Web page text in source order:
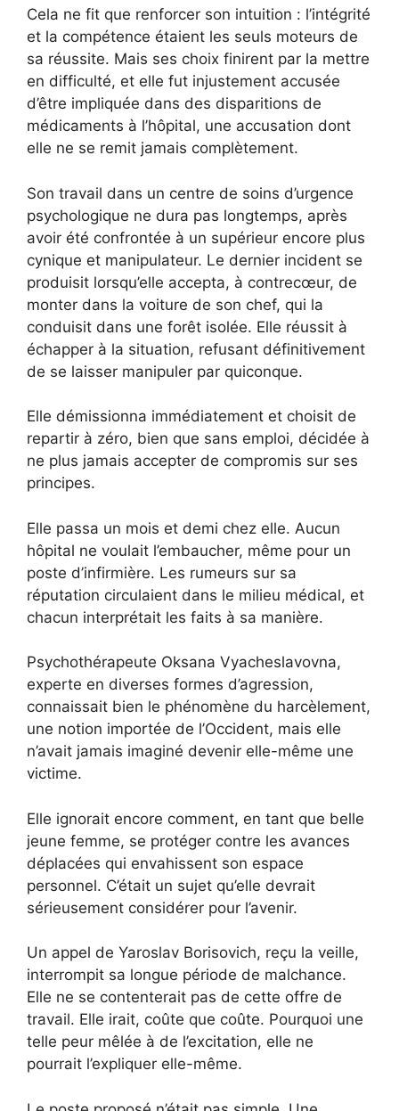
Cela ne fit que renforcer son intuition : l’intégrité
et la compétence étaient les seuls moteurs de
sa réussite. Mais ses choix finirent par la mettre
en difficulté, et elle fut injustement accusée
d’être impliquée dans des disparitions de
médicaments à l’hôpital, une accusation dont
elle ne se remit jamais complètement.
Son travail dans un centre de soins d’urgence
psychologique ne dura pas longtemps, après
avoir été confrontée à un supérieur encore plus
cynique et manipulateur. Le dernier incident se
produisit lorsqu’elle accepta, à contrecœur, de
monter dans la voiture de son chef, qui la
conduisit dans une forêt isolée. Elle réussit à
échapper à la situation, refusant définitivement
de se laisser manipuler par quiconque.
Elle démissionna immédiatement et choisit de
repartir à zéro, bien que sans emploi, décidée à
ne plus jamais accepter de compromis sur ses
principes.
Elle passa un mois et demi chez elle. Aucun
hôpital ne voulait l’embaucher, même pour un
poste d’infirmière. Les rumeurs sur sa
réputation circulaient dans le milieu médical, et
chacun interprétait les faits à sa manière.
Psychothérapeute Oksana Vyacheslavovna,
experte en diverses formes d’agression,
connaissait bien le phénomène du harcèlement,
une notion importée de l’Occident, mais elle
n’avait jamais imaginé devenir elle-même une
victime.
Elle ignorait encore comment, en tant que belle
jeune femme, se protéger contre les avances
déplacées qui envahissent son espace
personnel. C’était un sujet qu’elle devrait
sérieusement considérer pour l’avenir.
Un appel de Yaroslav Borisovich, reçu la veille,
interrompit sa longue période de malchance.
Elle ne se contenterait pas de cette offre de
travail. Elle irait, coûte que coûte. Pourquoi une
telle peur mêlée à de l’excitation, elle ne
pourrait l’expliquer elle-même.